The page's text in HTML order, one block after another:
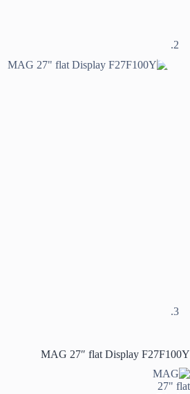
MAG 27″ flat Display F27F100Y